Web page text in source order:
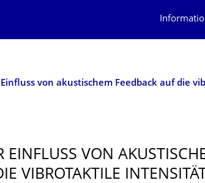
EINFLUSS VON
VIBROTAKTILE